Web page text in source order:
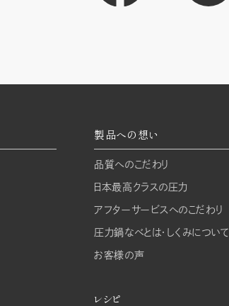
製品への想い
品質へのこだわり
日本最高クラスの圧力
アフターサービスへのこだわり
圧力鍋なべとは・しくみについて
お客様の声
レシピ